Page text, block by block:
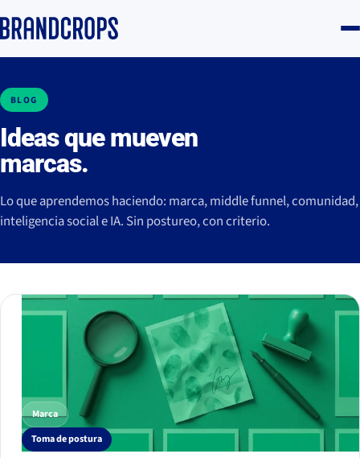
BLOG
Ideas que mueven
marcas.
Lo que aprendemos haciendo: marca, middle funnel, comunidad,
inteligencia social e IA. Sin postureo, con criterio.
Marca
Toma de postura